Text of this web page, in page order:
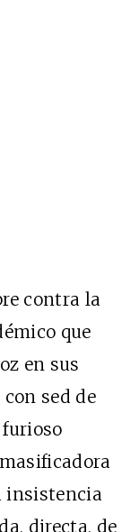
contra la
que
en sus
sed de
insistencia
directa, de